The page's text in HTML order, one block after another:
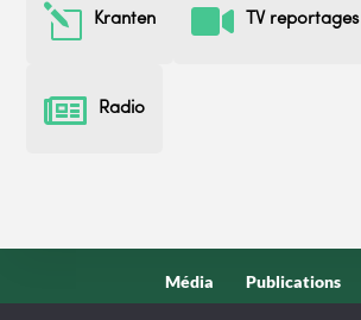
l Kranten  TV reportages
 Radio
Média Publications